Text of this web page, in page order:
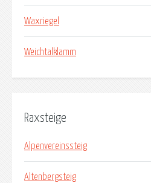
Waxriegel
Weichtalklamm
Raxsteige
Alpenvereinssteig
Altenbergsteig